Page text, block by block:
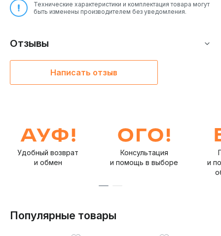
Технические характеристики и комплектация товара могут
быть изменены производителем без уведомления.
Отзывы
Написать отзыв
Удобный возврат
и обмен
Консультация
и помощь в выборе
и
Популярные товары